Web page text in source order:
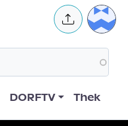
User
DORFTV Thek